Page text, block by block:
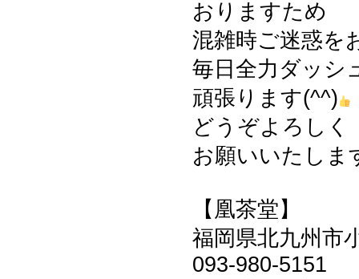
おりますため
混雑時ご迷惑を
毎日全力ダッシ
頑張ります(^^)
どうぞよろしく
お願いいたしま
【凰茶堂】
福岡県北九州市
093-980-5151